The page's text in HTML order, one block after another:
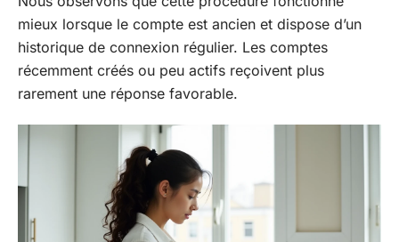
mieux lorsque le compte est ancien et dispose d’un
historique de connexion régulier. Les comptes
récemment créés ou peu actifs reçoivent plus
rarement une réponse favorable.